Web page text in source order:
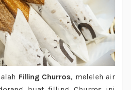
Filling Churros, meleleh air